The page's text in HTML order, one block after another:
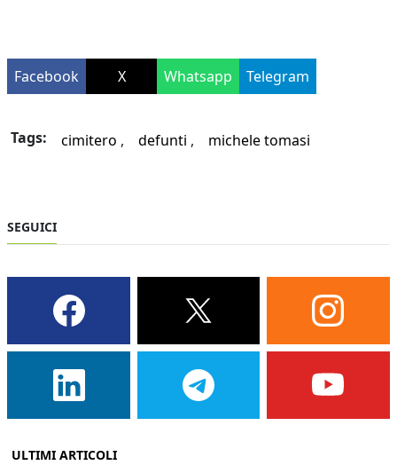
Facebook X Whatsapp Telegram
Tags: cimitero defunti michele tomasi
SEGUICI
ULTIMI ARTICOLI